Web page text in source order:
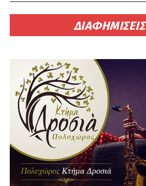
ΔΙΑΦΗΜΙΣΕΙΣ